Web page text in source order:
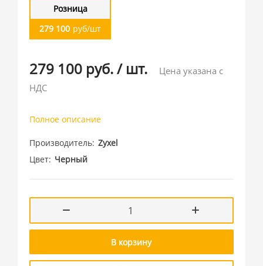
Розница
279 100 руб/шт
279 100 руб./ шт.
Цена указана с
НДС
Полное описание
Производитель Zyxel
Цвет Черный
В корзину